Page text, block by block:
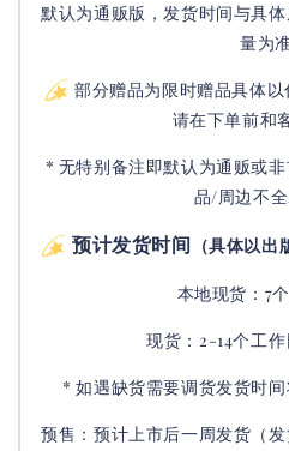
默认为通贩版，发货时间与具
量为
部分赠品为限时赠品具体
请在下单前和
* 无特别备注即默认为通贩或
品/周边不
预计发货时间 （具体以
本地现货：7
现货：2-14个工
* 如遇缺货需要调货发货时
预售：预计上市后一周发货（